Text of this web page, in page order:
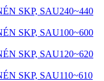
SKP, SAU240~440
SKP, SAU100~600
SKP, SAU120~620
SKP, SAU110~610